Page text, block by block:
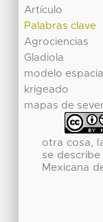
Artículo
Palabras clave
Agrociencias
Gladiola
modelo espacial
krigeado
mapas de
otra cosa,
se
Mexicana